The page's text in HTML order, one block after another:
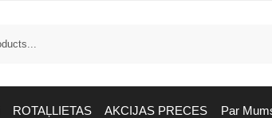
ROTAĻLIETAS AKCIJAS PRECES Par